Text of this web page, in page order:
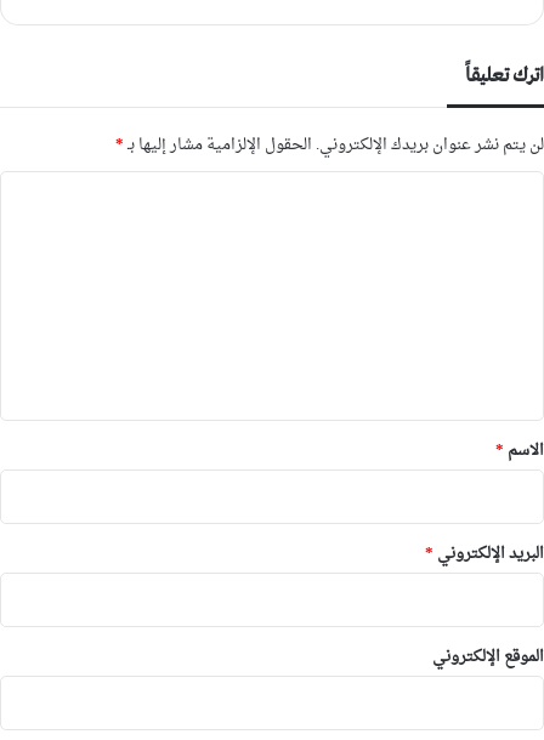
اترك تعليقاً
لن يتم نشر عنوان بريدك الإلكتروني. الحقول الإلزامية مشار إليها بـ*
*
الاسم *
البريد الإلكتروني *
الموقع الإلكتروني